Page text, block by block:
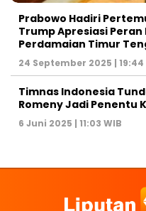
Prabowo Hadiri
Trump Apresiasi
Perdamaian Timur
24 September 2025 | 19:44
Timnas Indonesia
Romeny Jadi Penentu
6 Juni 2025 | 11:03 WIB